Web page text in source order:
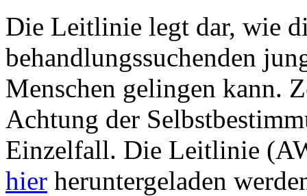
Die Leitlinie legt dar, wie
behandlungssuchenden
Menschen gelingen kann.
Achtung der
Einzelfall. Die Leitlinie
hier heruntergeladen